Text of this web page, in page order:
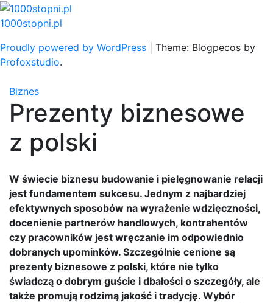
Skip
to
1000stopni.pl
Proudly powered by WordPress
Theme: Blogpecos by
Profoxstudio.
Biznes
Prezenty biznesowe
z polski
W świecie biznesu budowanie i pielęgnowanie relacji
jest fundamentem sukcesu. Jednym z najbardziej
efektywnych sposobów na wyrażenie wdzięczności,
docenienie partnerów handlowych, kontrahentów
czy pracowników jest wręczanie im odpowiednio
dobranych upominków. Szczególnie cenione są
prezenty biznesowe z polski, które nie tylko
świadczą o dobrym guście i dbałości o szczegóły, ale
także promują rodzimą jakość i tradycję. Wybór